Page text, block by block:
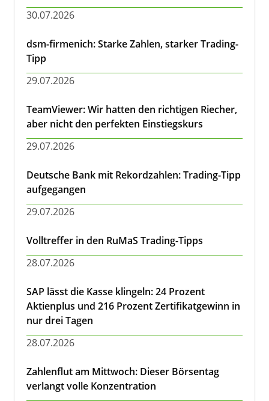
30.07.2026
dsm-firmenich: Starke Zahlen, starker Trading-
Tipp
29.07.2026
TeamViewer: Wir hatten den richtigen Riecher,
aber nicht den perfekten Einstiegskurs
29.07.2026
Deutsche Bank mit Rekordzahlen: Trading-Tipp
aufgegangen
29.07.2026
Volltreffer in den RuMaS Trading-Tipps
28.07.2026
SAP lässt die Kasse klingeln: 24 Prozent
Aktienplus und 216 Prozent Zertifikatgewinn in
nur drei Tagen
28.07.2026
Zahlenflut am Mittwoch: Dieser Börsentag
verlangt volle Konzentration